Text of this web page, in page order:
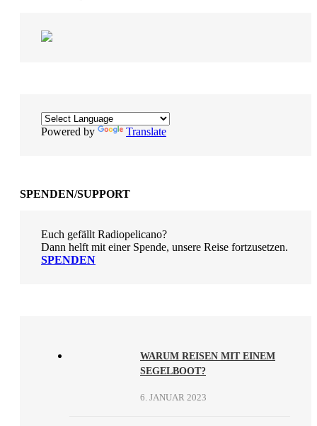
Powered by Translate
SPENDEN/SUPPORT
Euch gefällt Radiopelicano?
Dann helft mit einer Spende, unsere Reise fortzusetzen.
SPENDEN
WARUM REISEN MIT EINEM
SEGELBOOT?
6. JANUAR 2023